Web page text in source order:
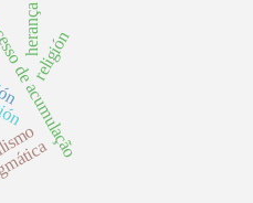
religión
herança